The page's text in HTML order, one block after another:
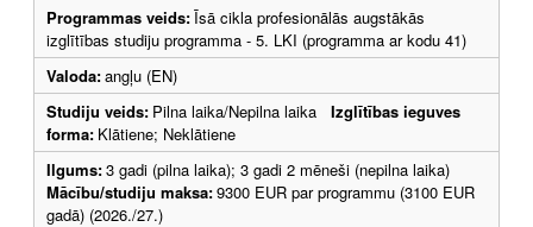
Programmas veids:Īsā cikla profesionālās augstākās
izglītības studiju programma - 5. LKI (programma ar kodu 41)
Valoda:angļu (EN)
Studiju veids: Pilna laika/Nepilna laika Izglītības ieguves
forma: Klātiene; Neklātiene
Ilgums:3 gadi (pilna laika); 3 gadi 2 mēneši (nepilna laika)
Mācību/studiju maksa:9300 EUR par programmu (3100 EUR
gadā) (2026./27.)